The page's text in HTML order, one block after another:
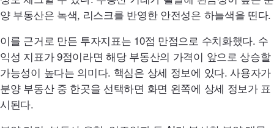
양 부동산은 녹색, 리스크를 반영한 안전성은 하늘색을 띤다.
이를 근거로 만든 투자지표는 10점 만점으로 수치화했다. 수
익성 지표가 9점이라면 해당 부동산의 가격이 앞으로 상승할
가능성이 높다는 의미다. 핵심은 상세 정보에 있다. 사용자가
분양 부동산 중 한곳을 선택하면 화면 왼쪽에 상세 정보가 표
시된다.